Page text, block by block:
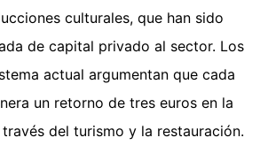
culturales, que han sido
de capital privado al sector. Los
actual argumentan que cada
un retorno de tres euros en la
del turismo y la restauración.